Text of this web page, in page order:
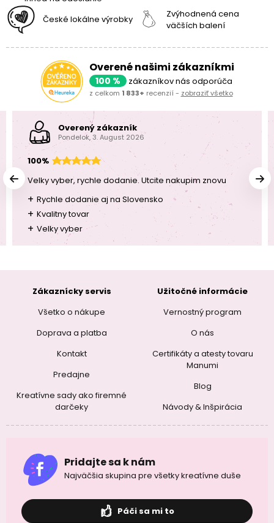
České lokálne výrobky
Zvýhodnená cena
väčších balení
Overené našimi zákazníkmi
100 % zákazníkov nás odporúča
z celkom 1 833+ recenzií - zobraziť všetko
Overený zákazník
Pondelok, 3. August 2026
100%
Velky vyber, rychle dodanie. Utcite nakupim znovu
+ Rychle dodanie aj na Slovensko
+ Kvalitny tovar
+ Velky vyber
Zákaznícky servis
Všetko o nákupe
Doprava a platba
Kontakt
Predajne
Kreatívne sady ako firemné
darčeky
Užitočné informácie
Vernostný program
O nás
Certifikáty a atesty tovaru
Manumi
Blog
Návody & Inšpirácia
Pridajte sa k nám
Najväčšia skupina pre všetky kreatívne duše
Páči sa mi to